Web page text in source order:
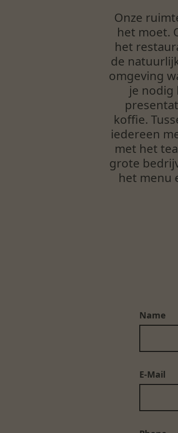
Onze
het moet.
het
de
omgeving
je nodig
koffie.
iedereen
met het
grote
het menu
Name
E-Mail